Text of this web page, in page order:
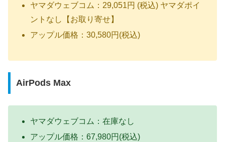
ヤマダウェブコム：29,051円 (税込) ヤマダポイ
ントなし【お取り寄せ】
アップル価格：30,580円(税込)
AirPods Max
ヤマダウェブコム：在庫なし
アップル価格：67,980円(税込)